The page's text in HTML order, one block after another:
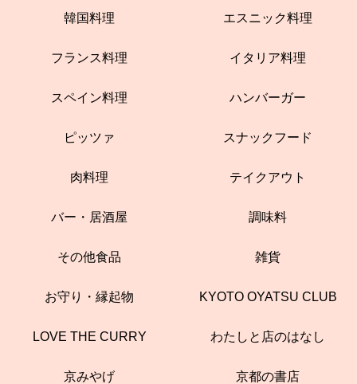
韓国料理 エスニック料理
フランス料理 イタリア料理
スペイン料理 ハンバーガー
ピッツァ スナックフード
肉料理 テイクアウト
バー・居酒屋 調味料
その他食品 雑貨
お守り・縁起物 KYOTO OYATSU CLUB
LOVE THE CURRY わたしと店のはなし
京みやげ 京都の書店